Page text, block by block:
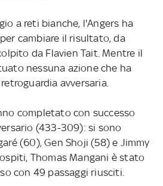
a reti bianche, l'Angers ha
cambiare il risultato, da
da Flavien Tait. Mentre il
nessuna azione che ha
avversaria.
completato con successo
(433-309): si sono
(60), Gen Shoji (58) e Jimmy
Thomas Mangani è stato
con 49 passaggi riusciti.